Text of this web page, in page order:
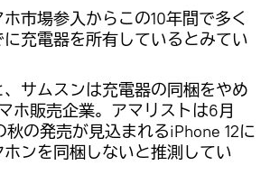
市場参入からこの10年間で多く
充電器を所有しているとみてい
サムスンは充電器の同梱をやめ
ホ販売企業。アマリストは6月
秋の発売が見込まれるiPhone 12に
ンを同梱しないと推測してい